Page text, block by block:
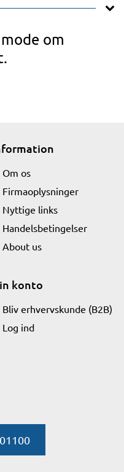
om
Om os
Firmaoplysninger
Nyttige links
Handelsbetingelser
About us
konto
Bliv erhvervskunde (B2B)
Log ind